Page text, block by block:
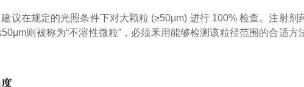
议在规定的光照条件下对大颗粒 (≥50μm) 进行 100% 检查。注射剂
则被称为“不溶性微粒”，必须釆用能够检测该粒径范围的合适方